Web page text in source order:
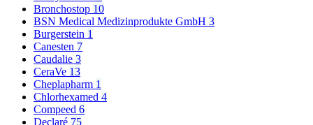
Bronchostop 10
BSN Medical Medizinprodukte GmbH 3
Burgerstein 1
Canesten 7
Caudalie 3
CeraVe 13
Cheplapharm 1
Chlorhexamed 4
Compeed 6
Declaré 75